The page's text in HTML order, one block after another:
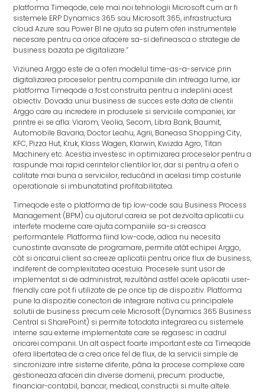
platforma Timeqode, cele mai noi tehnologii Microsoft cum ar fi
sistemele ERP Dynamics 365 sau Microsoft 365, infrastructura
cloud Azure sau Power BI ne ajuta sa putem oferi instrumentele
necesare pentru ca orice afacere sa-si defineasca o strategie de
business bazata pe digitalizare.”
Viziunea Arggo este de a oferi modelul time-as-a-service prin
digitalizarea proceselor pentru companiile din intreaga lume, iar
platforma Timeqode a fost construita pentru a indeplini acest
obiectiv. Dovada unui business de succes este data de clientii
Arggo care au incredere in produsele si serviciile companiei, iar
printre ei se afla: Viarom, Veolia, Secom, Libra Bank, Baumit,
Automobile Bavaria, Doctor Leahu, Agrii, Baneasa Shopping City,
KFC, Pizza Hut, Kruk, Klass Wagen, Klarwin, Kwizda Agro, Titan
Machinery etc. Acestia investesc in optimizarea proceselor pentru a
raspunde mai rapid cerintelor clientilor lor, dar si pentru a oferi o
calitate mai buna a serviciilor, reducând in acelasi timp costurile
operationale si imbunatatind profitabilitatea.
Timeqode este o platforma de tip low-code sau Business Process
Management (BPM) cu ajutorul careia se pot dezvolta aplicatii cu
interfete moderne care ajuta companiile sa-si creasca
performantele. Platforma fiind low-code, adica nu necesita
cunostinte avansate de programare, permite atât echipei Arggo,
cât si oricarui client sa creeze aplicatii pentru orice flux de business,
indiferent de complexitatea acestuia. Procesele sunt usor de
implementat si de administrat, rezultând astfel acele aplicatii user-
friendly care pot fi utilizate de pe orice tip de dispozitiv. Platforma
pune la dispozitie conectori de integrare nativa cu principalele
solutii de business precum cele Microsoft (Dynamics 365 Business
Central si SharePoint) si permite totodata integrarea cu sistemele
interne sau externe implementate care se regasesc in cadrul
oricarei companii. Un alt aspect foarte important este ca Timeqode
ofera libertatea de a crea orice fel de flux, de la servicii simple de
sincronizare intre sisteme diferite, pâna la procese complexe care
gestioneaza afaceri din diverse domenii, precum: productie,
financiar-contabil, bancar, medical, constructii si multe altele.